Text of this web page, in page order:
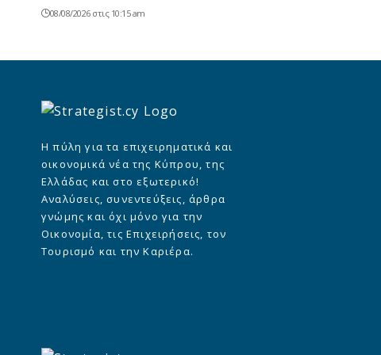
08/08/2026 στις 10:15 am
Η πύλη για τα επιχειρηματικά και
οικονομικά νέα της Κύπρου, της
Ελλάδας και στο εξωτερικό!
Αναλύσεις, συνεντεύξεις, άρθρα
γνώμης και όχι μόνο για την
Οικονομία, τις Επιχειρήσεις, τον
Τουρισμό και την Καριέρα.